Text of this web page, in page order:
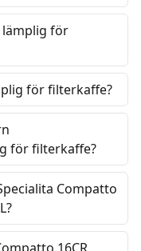
lämplig för
för filterkaffe?
för filterkaffe?
Compatto